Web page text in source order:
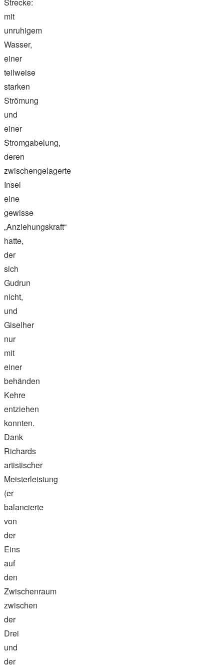
Strecke:
mit
unruhigem
Wasser,
einer
teilweise
starken
Strömung
und
einer
Stromgabelung,
deren
zwischengelagerte
Insel
eine
gewisse
„Anziehungskraft“
hatte,
der
sich
Gudrun
nicht,
und
Giselher
nur
mit
einer
behänden
Kehre
entziehen
konnten.
Dank
Richards
artistischer
Meisterleistung
(er
balancierte
von
der
Eins
auf
den
Zwischenraum
zwischen
der
Drei
und
der